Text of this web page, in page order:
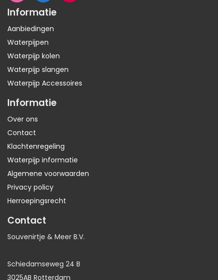
Informatie
Aanbiedingen
Waterpijpen
Waterpijp kolen
Waterpijp slangen
Waterpijp Accessoires
Informatie
Over ons
Contact
Klachtenregeling
Waterpijp informatie
Algemene voorwaarden
Privacy policy
Herroepingsrecht
Contact
Souvenirtje & Meer B.V.
Schiedamseweg 24 B
3025AB Rotterdam